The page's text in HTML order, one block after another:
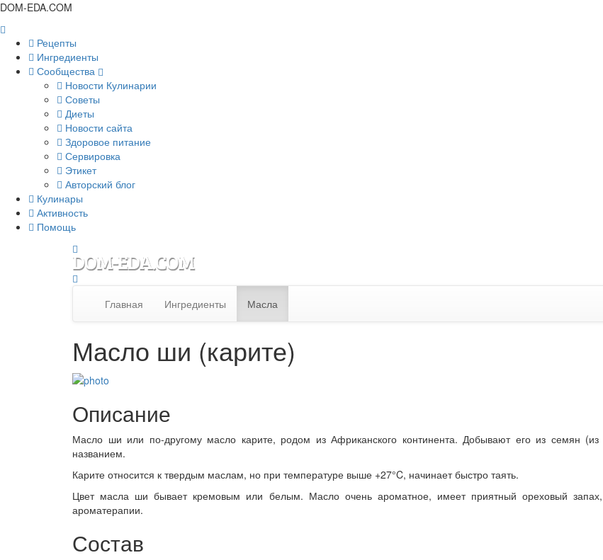
DOM-EDA.COM
Рецепты
Ингредиенты
Сообщества
Новости Кулинарии
Советы
Диеты
Новости сайта
Здоровое питание
Сервировка
Этикет
Авторский блог
Кулинары
Активность
Помощь
Главная Ингредиенты Масла
Масло ши (карите)
Описание
Масло ши или по-другому масло карите, родом из Африканского континента. Добывают его из семян (из
названием.
Карите относится к твердым маслам, но при температуре выше +27°C, начинает быстро таять.
Цвет масла ши бывает кремовым или белым. Масло очень ароматное, имеет приятный ореховый запах,
ароматерапии.
Состав